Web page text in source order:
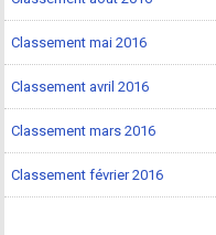
Classement mai 2016
Classement avril 2016
Classement mars 2016
Classement février 2016